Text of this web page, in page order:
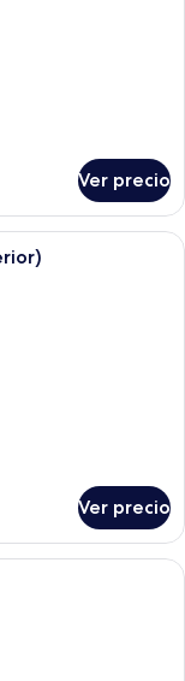
Ver precio
hotel con una cama
Ver precio